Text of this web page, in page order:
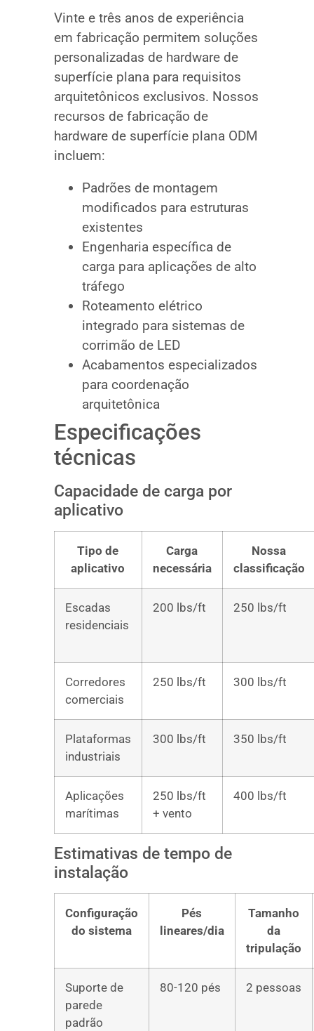
Vinte e três anos de experiência
em fabricação permitem soluções
personalizadas de hardware de
superfície plana para requisitos
arquitetônicos exclusivos. Nossos
recursos de fabricação de
hardware de superfície plana ODM
incluem:
Padrões de montagem
modificados para estruturas
existentes
Engenharia específica de
carga para aplicações de alto
tráfego
Roteamento elétrico
integrado para sistemas de
corrimão de LED
Acabamentos especializados
para coordenação
arquitetônica
Especificações
técnicas
Capacidade de carga por
aplicativo
Tipo de
aplicativo
Carga
necessária
Nossa
classificação
Escadas
residenciais
200 lbs/ft 250 lbs/ft
Corredores
comerciais
250 lbs/ft 300 lbs/ft
Plataformas
industriais
300 lbs/ft 350 lbs/ft
Aplicações
marítimas
250 lbs/ft
+ vento
400 lbs/ft
Estimativas de tempo de
instalação
Configuração
do sistema
Pés
lineares/dia
Tamanho
da
tripulação
Suporte de
parede
padrão
80-120 pés 2 pessoas